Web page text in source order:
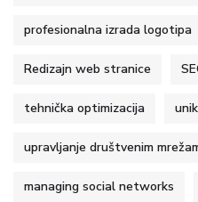
profesionalna izrada logotipa
Redizajn web stranice
tehnička optimizacija
upravljanje društvenim
managing social networks